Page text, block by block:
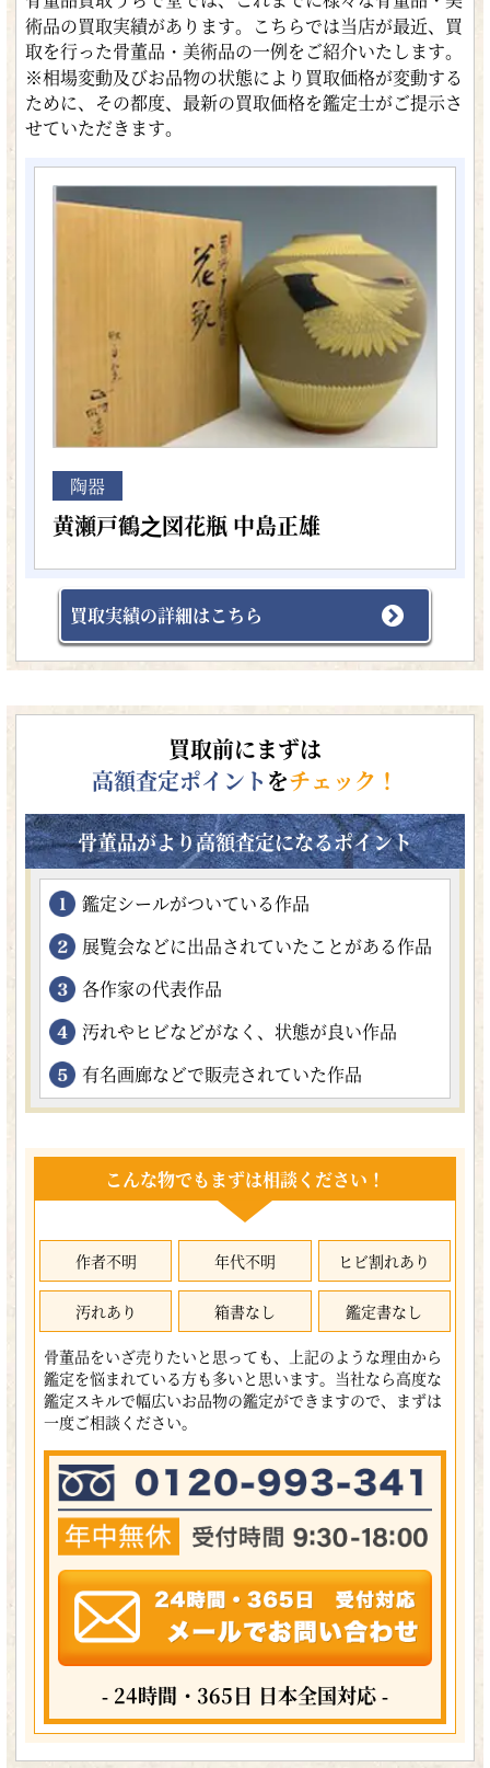
術品の買取実績があります。こちらでは当店が最近、買
取を行った骨董品・美術品の一例をご紹介いたします。
※相場変動及びお品物の状態により買取価格が変動する
ために、その都度、最新の買取価格を鑑定士がご提示さ
せていただきます。
陶器
黄瀬戸鶴之図花瓶 中島正雄
買取実績の詳細はこちら
買取前にまずは
高額査定ポイント をチェック！
骨董品がより高額査定になるポイント
鑑定シールがついている作品
展覧会などに出品されていたことがある作品
各作家の代表作品
汚れやヒビなどがなく、状態が良い作品
有名画廊などで販売されていた作品
こんな物でもまずは相談ください！
作者不明 年代不明 ヒビ割れあり
汚れあり 箱書なし 鑑定書なし
骨董品をいざ売りたいと思っても、上記のような理由から
鑑定を悩まれている方も多いと思います。当社なら高度な
鑑定スキルで幅広いお品物の鑑定ができますので、まずは
一度ご相談ください。
- 24時間・365日 日本全国対応 -